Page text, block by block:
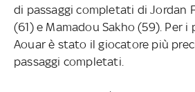
di passaggi completati di Jordan
(61) e Mamadou Sakho (59). Per i
Aouar è stato il giocatore più
passaggi completati.